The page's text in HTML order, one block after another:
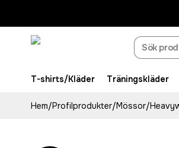
T-shirts/Kläder Träningskläder
Hem/Profilprodukter/Mössor/